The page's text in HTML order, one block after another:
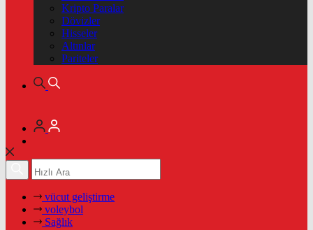
Kripto Paralar
Dövizler
Hisseler
Altınlar
Pariteler
vücut geliştirme
voleybol
Sağlık